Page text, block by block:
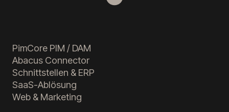
PimCore PIM / DAM
Abacus Connector
Schnittstellen & ERP
SaaS-Ablösung
Web & Marketing